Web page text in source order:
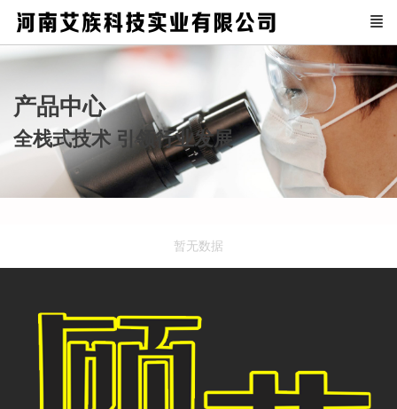
产品中心
全栈式技术 引领行业发展
暂无数据